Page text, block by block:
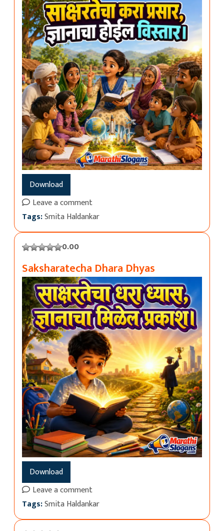
Download
Leave a comment
Tags:Smita Haldankar
0.00
Saksharatecha Dhara Dhyas
Download
Leave a comment
Tags:Smita Haldankar